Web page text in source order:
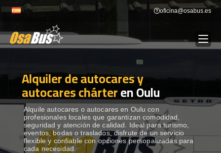
to
oficina@osabus.es
ALQUILER DE AUTOCARES
DESTINOS Show dropdown
RECORRIDAS Show dropdown
Alquiler de autocares y
autocares chárteren Oulu
Alquile autocares o autocares en Oulu con
profesionales locales que garantizan comodidad,
seguridad y atención de calidad. Ideal para turismo,
eventos, bodas o traslados, disfrute de un servicio
flexible y confiable con opciones personalizadas para
cada necesidad.